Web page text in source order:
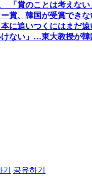
「賞のことは考えない
賞、韓国が受賞できな
に追いつくにはまだ遠
ない」…東大教授が韓
공유하기